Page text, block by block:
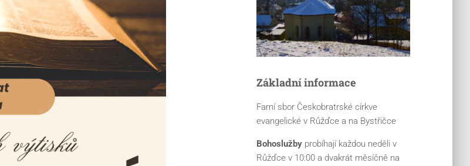
Základní informace
Farní sbor Českobratrské církve
evangelické v Růžďce a na Bystřičce
Bohoslužbyprobíhají každou neděli v
Růžďce v 10:00 a dvakrát měsíčně na